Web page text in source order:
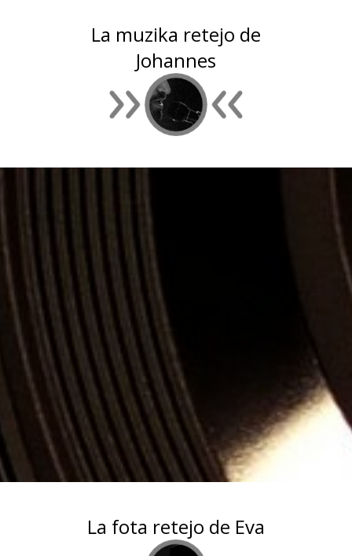
La muzika retejo de
Johannes
La fota retejo de Eva